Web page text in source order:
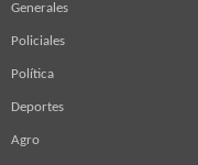
Generales
Policiales
Política
Deportes
Agro